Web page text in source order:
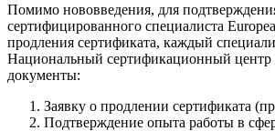
Помимо нововведения, для
сертифицированного специалиста
продления сертификата, каждый
Национальный сертификационный
документы:
Заявку о продлении сертификата
Подтверждение опыта работы в